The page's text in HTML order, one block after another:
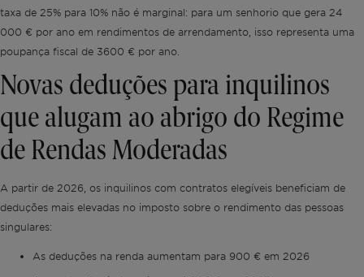
taxa de 25% para 10% não é marginal: para um senhorio que gera 24
000 € por ano em rendimentos de arrendamento, isso representa uma
poupança fiscal de 3600 € por ano.
Novas deduções para inquilinos
que alugam ao abrigo do Regime
de Rendas Moderadas
A partir de 2026, os inquilinos com contratos elegíveis beneficiam de
deduções mais elevadas no imposto sobre o rendimento das pessoas
singulares:
As deduções na renda aumentam para 900 € em 2026